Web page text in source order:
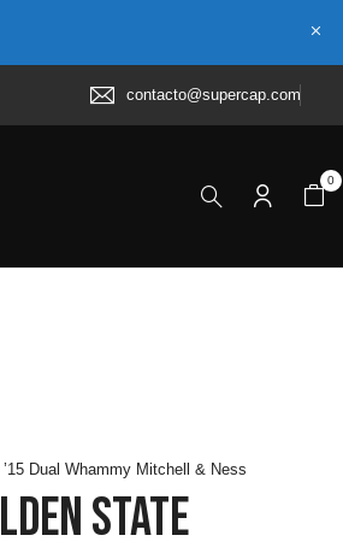
contacto@supercap.com
0
Dual Whammy Mitchell & Ness
State